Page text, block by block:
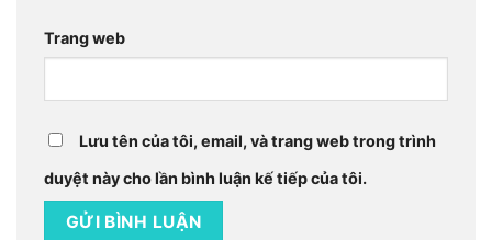
Trang web
Lưu tên của tôi, email, và trang web trong trình
duyệt này cho lần bình luận kế tiếp của tôi.